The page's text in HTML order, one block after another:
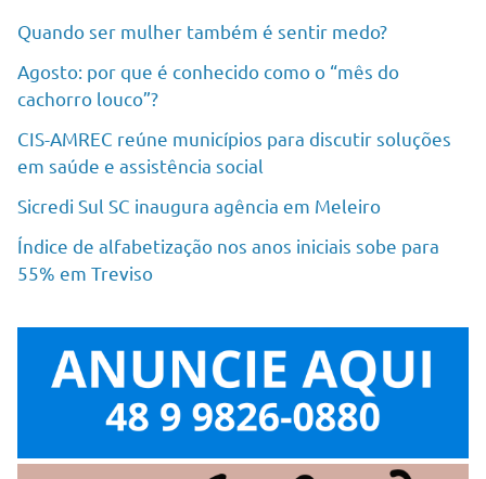
Quando ser mulher também é sentir medo?
Agosto: por que é conhecido como o “mês do
cachorro louco”?
CIS-AMREC reúne municípios para discutir soluções
em saúde e assistência social
Sicredi Sul SC inaugura agência em Meleiro
Índice de alfabetização nos anos iniciais sobe para
55% em Treviso